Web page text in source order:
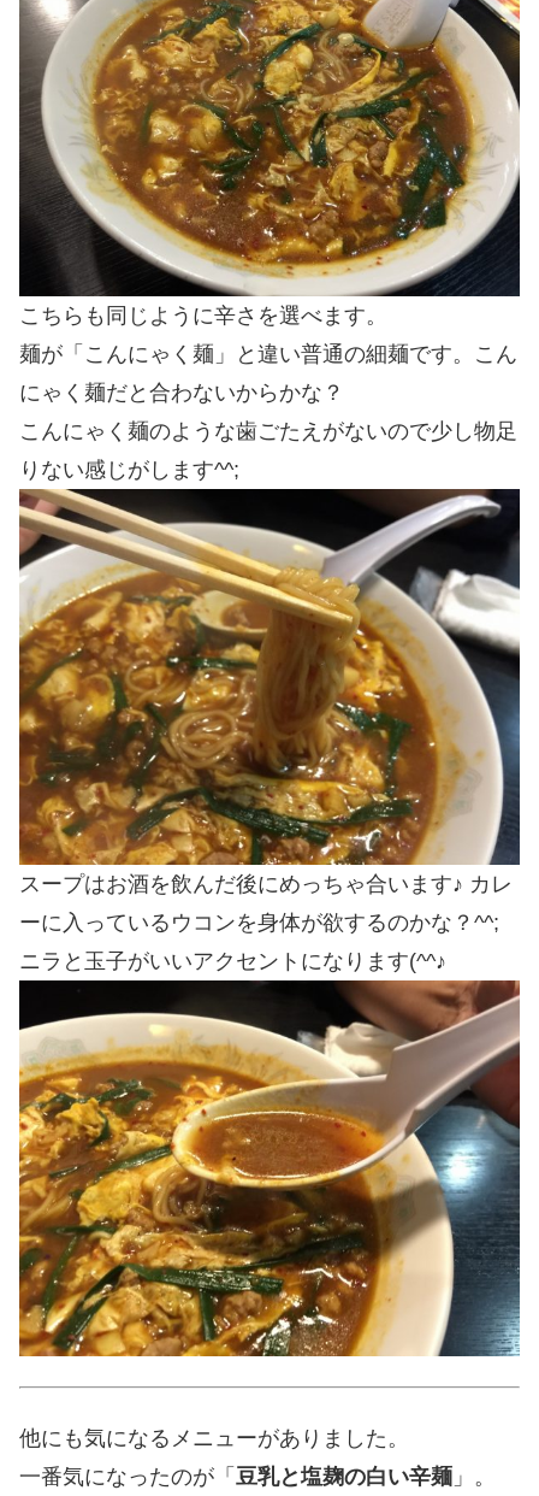
こちらも同じように辛さを選べます。
麺が「こんにゃく麺」と違い普通の細麺です。こん
にゃく麺だと合わないからかな？
こんにゃく麺のような歯ごたえがないので少し物足
りない感じがします^^;
スープはお酒を飲んだ後にめっちゃ合います♪ カレ
ーに入っているウコンを身体が欲するのかな？^^;
ニラと玉子がいいアクセントになります(^^♪
他にも気になるメニューがありました。
一番気になったのが「 豆乳と塩麹の白い辛麺 」。